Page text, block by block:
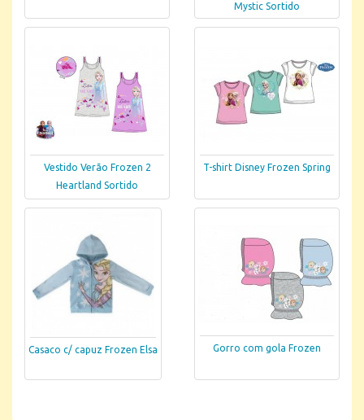
Mystic Sortido
Vestido Verão Frozen 2
Heartland Sortido
T-shirt Disney Frozen Spring
Casaco c/ capuz Frozen Elsa Gorro com gola Frozen